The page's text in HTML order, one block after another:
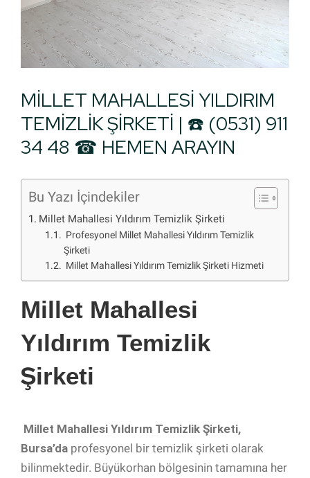
MİLLET MAHALLESİ YILDIRIM
TEMİZLİK ŞİRKETİ | ☎️ (0531) 911
34 48 ☎ HEMEN ARAYIN
Bu Yazı İçindekiler
Millet Mahallesi Yıldırım Temizlik Şirketi
Profesyonel Millet Mahallesi Yıldırım Temizlik
Şirketi
Millet Mahallesi Yıldırım Temizlik Şirketi Hizmeti
Millet Mahallesi
Yıldırım Temizlik
Şirketi
Millet Mahallesi Yıldırım Temizlik Şirketi,
Bursa’da profesyonel bir temizlik şirketi olarak
bilinmektedir. Büyükorhan bölgesinin tamamına her